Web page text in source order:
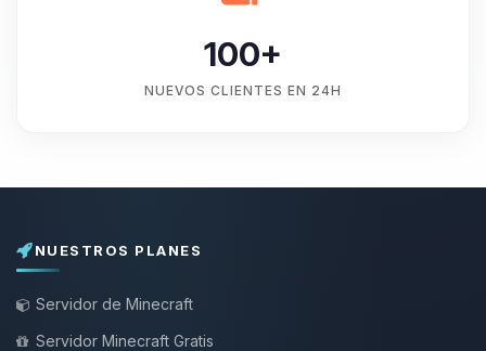
100+
NUEVOS CLIENTES EN 24H
NUESTROS PLANES
Servidor de Minecraft
Servidor Minecraft Gratis